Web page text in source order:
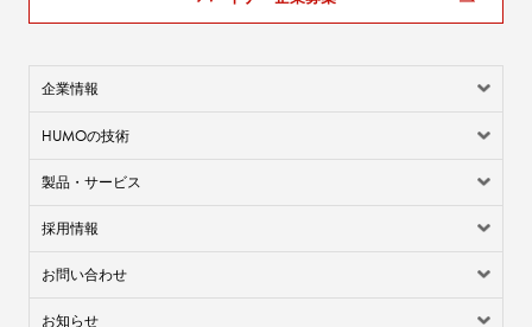
企業情報
HUMOの技術
製品・サービス
採用情報
お問い合わせ
お知らせ